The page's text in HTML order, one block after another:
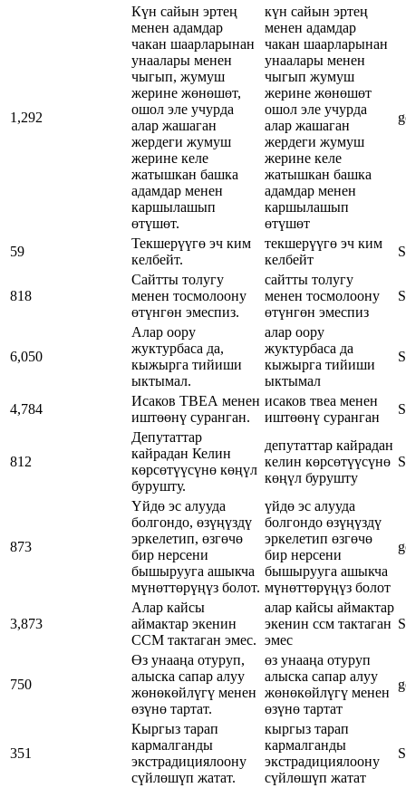
1,292
Күн сайын эртең
менен адамдар
чакан шаарларынан
унаалары менен
чыгып, жумуш
жерине жөнөшөт,
ошол эле учурда
алар жашаган
жердеги жумуш
жерине келе
жатышкан башка
адамдар менен
каршылашып
өтүшөт.
күн сайын эртең
менен адамдар
чакан шаарларынан
унаалары менен
чыгып жумуш
жерине жөнөшөт
ошол эле учурда
алар жашаган
жердеги жумуш
жерине келе
жатышкан башка
адамдар менен
каршылашып
өтүшөт
59
Текшерүүгө эч ким
келбейт.
текшерүүгө эч ким
келбейт
818
Сайтты толугу
менен тосмолоону
өтүнгөн эмеспиз.
сайтты толугу
менен тосмолоону
өтүнгөн эмеспиз
6,050
Алар оору
жуктурбаса да,
кыжырга тийиши
ыктымал.
алар оору
жуктурбаса да
кыжырга тийиши
ыктымал
4,784
Исаков ТВЕА менен
иштөөнү суранган.
исаков твеа менен
иштөөнү суранган
812
Депутаттар
кайрадан Келин
көрсөтүүсүнө көңүл
бурушту.
депутаттар кайрадан
келин көрсөтүүсүнө
көңүл бурушту
873
Үйдө эс алууда
болгондо, өзүңүздү
эркелетип, өзгөчө
бир нерсени
бышырууга ашыкча
мүнөттөрүңүз болот.
үйдө эс алууда
болгондо өзүңүздү
эркелетип өзгөчө
бир нерсени
бышырууга ашыкча
мүнөттөрүңүз болот
3,873
Алар кайсы
аймактар экенин
ССМ тактаган эмес.
алар кайсы аймактар
экенин ссм тактаган
эмес
750
Өз унааңа отуруп,
алыска сапар алуу
жөнөкөйлүгү менен
өзүнө тартат.
өз унааңа отуруп
алыска сапар алуу
жөнөкөйлүгү менен
өзүнө тартат
351
Кыргыз тарап
кармалганды
экстрадициялоону
сүйлөшүп жатат.
кыргыз тарап
кармалганды
экстрадициялоону
сүйлөшүп жатат